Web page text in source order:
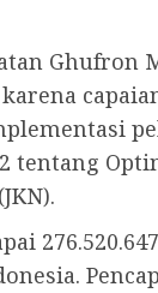
Ghufron
tentang